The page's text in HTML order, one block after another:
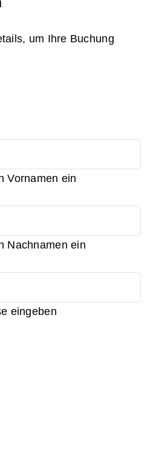
um Ihre Buchung
Vornamen ein
Nachnamen ein
eingeben